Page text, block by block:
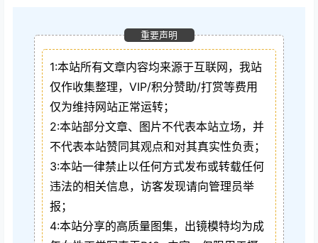
重要声明
1:本站所有文章内容均来源于互联网，我站
仅作收集整理，VIP/积分赞助/打赏等费用
仅为维持网站正常运转；
2:本站部分文章、图片不代表本站立场，并
不代表本站赞同其观点和对其真实性负责；
3:本站一律禁止以任何方式发布或转载任何
违法的相关信息，访客发现请向管理员举
报；
4:本站分享的高质量图集，出镜模特均为成